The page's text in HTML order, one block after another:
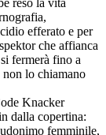
efferato e per
che affianca
fermerà fino a
non lo chiamano
Knacker
dalla copertina:
femminile,